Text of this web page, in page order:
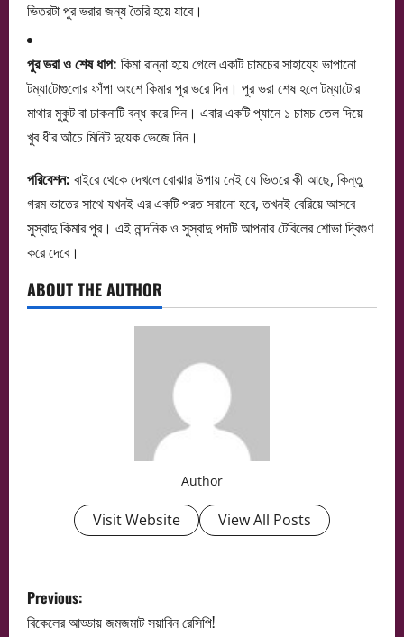
ভিতরটা পুর ভরার জন্য তৈরি হয়ে যাবে।
পুর ভরা ও শেষ ধাপ: কিমা রান্না হয়ে গেলে একটি চামচের সাহায্যে ভাপানো
টম্যাটোগুলোর ফাঁপা অংশে কিমার পুর ভরে দিন। পুর ভরা শেষ হলে টম্যাটোর
মাথার মুকুট বা ঢাকনাটি বন্ধ করে দিন। এবার একটি প্যানে ১ চামচ তেল দিয়ে
খুব ধীর আঁচে মিনিট দুয়েক ভেজে নিন।
পরিবেশন: বাইরে থেকে দেখলে বোঝার উপায় নেই যে ভিতরে কী আছে, কিন্তু
গরম ভাতের সাথে যখনই এর একটি পরত সরানো হবে, তখনই বেরিয়ে আসবে
সুস্বাদু কিমার পুর। এই নান্দনিক ও সুস্বাদু পদটি আপনার টেবিলের শোভা দ্বিগুণ
করে দেবে।
ABOUT THE AUTHOR
Author
Visit Website View All Posts
P
o
Previous:
বিকেলের আড্ডায় জমজমাট সয়াবিন রেসিপি!